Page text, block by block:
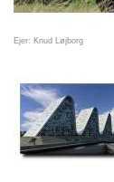
Ejer: Knud Løjborg